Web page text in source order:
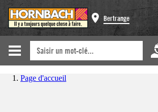
Bertrange
Page d'accueil